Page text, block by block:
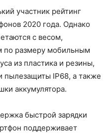
участник рейтинг
2020 года. Однако
с весом,
по размеру мобильным
из пластика и резины,
пылезащиты IP68, а также
аккумулятора.
быстрой зарядки
поддерживает